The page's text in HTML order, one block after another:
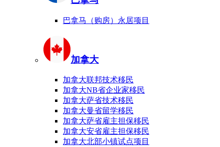
巴拿马（购房）永居项目
加拿大
加拿大联邦技术移民
加拿大NB省企业家移民
加拿大萨省技术移民
加拿大曼省留学移民
加拿大萨省雇主担保移民
加拿大安省雇主担保移民
加拿大北部小镇试点项目